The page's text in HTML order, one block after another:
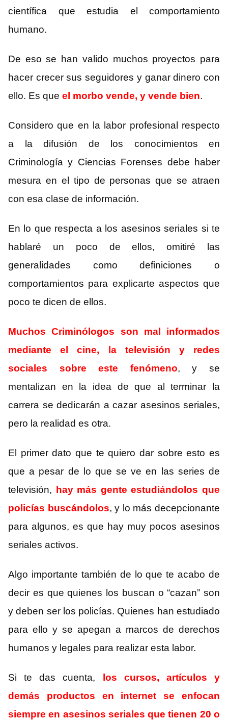
científica que estudia el comportamiento
humano.
De eso se han valido muchos proyectos para
hacer crecer sus seguidores y ganar dinero con
ello. Es que el morbo vende, y vende bien.
Considero que en la labor profesional respecto
a la difusión de los conocimientos en
Criminología y Ciencias Forenses debe haber
mesura en el tipo de personas que se atraen
con esa clase de información.
En lo que respecta a los asesinos seriales si te
hablaré un poco de ellos, omitiré las
generalidades como definiciones o
comportamientos para explicarte aspectos que
poco te dicen de ellos.
Muchos Criminólogos son mal informados
mediante el cine, la televisión y redes
sociales sobre este fenómeno, y se
mentalizan en la idea de que al terminar la
carrera se dedicarán a cazar asesinos seriales,
pero la realidad es otra.
El primer dato que te quiero dar sobre esto es
que a pesar de lo que se ve en las series de
televisión, hay más gente estudiándolos que
policías buscándolos, y lo más decepcionante
para algunos, es que hay muy pocos asesinos
seriales activos.
Algo importante también de lo que te acabo de
decir es que quienes los buscan o “cazan” son
y deben ser los policías. Quienes han estudiado
para ello y se apegan a marcos de derechos
humanos y legales para realizar esta labor.
Si te das cuenta, los cursos, artículos y
demás productos en internet se enfocan
siempre en asesinos seriales que tienen 20 o